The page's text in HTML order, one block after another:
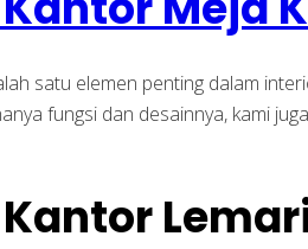
satu elemen penting dalam
fungsi dan desainnya, kami